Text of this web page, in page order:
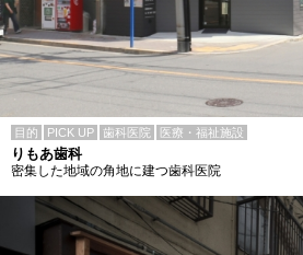
目的 PICK UP 歯科医院 医療・福祉施設
りもあ歯科
密集した地域の角地に建つ歯科医院